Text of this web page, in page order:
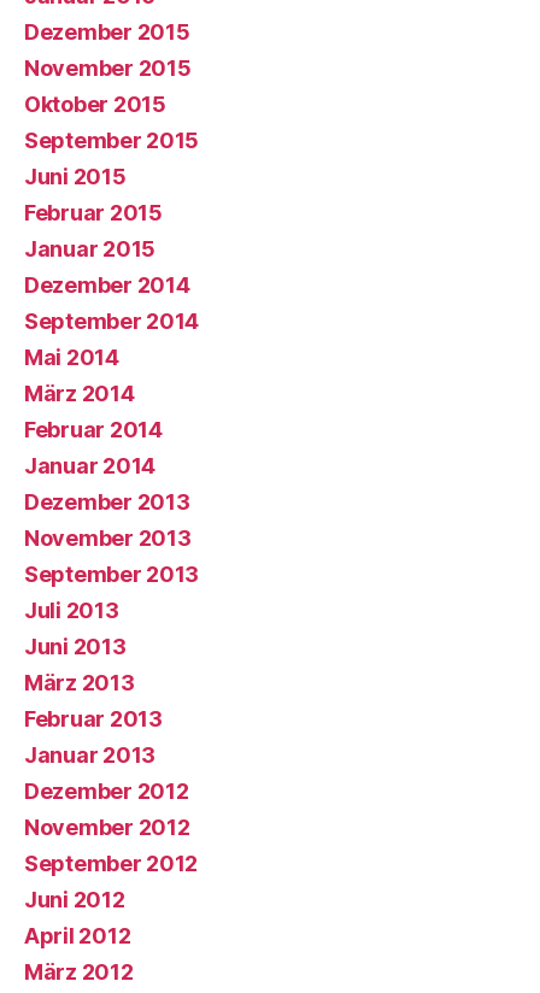
Dezember 2015
November 2015
Oktober 2015
September 2015
Juni 2015
Februar 2015
Januar 2015
Dezember 2014
September 2014
Mai 2014
März 2014
Februar 2014
Januar 2014
Dezember 2013
November 2013
September 2013
Juli 2013
Juni 2013
März 2013
Februar 2013
Januar 2013
Dezember 2012
November 2012
September 2012
Juni 2012
April 2012
März 2012